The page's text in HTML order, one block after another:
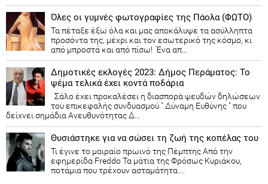
Όλες οι γυμνές φωτογραφίες της Πάολα (ΦΩΤΟ)
Τα πέταξε έξω όλα και μας αποκάλυψε τα ασύλληπτα
προσόντα της, μέχρι και τον εσωτερικό της κόσμο, κι
από μπροστά και από πίσω! Ένα απ...
Δημοτικές εκλογές 2023: Δήμος Περάματος: Το
ψέμα τελικά έχει κοντά ποδάρια
Σάλο έχει προκαλέσει η διασπορά ψευδών δηλώσεων
του επικεφαλής συνδυασμού " Δύναμη Ευθύνης " που
δείχνει σημάδια Ανευθυνότητας Δ...
Θυσιάστηκε για να σώσει τη ζωή της κοπέλας του
Τι έγινε το μοιραίο πρωινό της Πέμπτης Από την
εφημερίδα Freddo Τα μάτια της Φρόσως Κυριάκου,
ποτάμια που τρέχουν ασταμάτητα....